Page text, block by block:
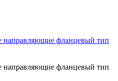
направляющие фланцевый тип
направляющие фланцевый тип